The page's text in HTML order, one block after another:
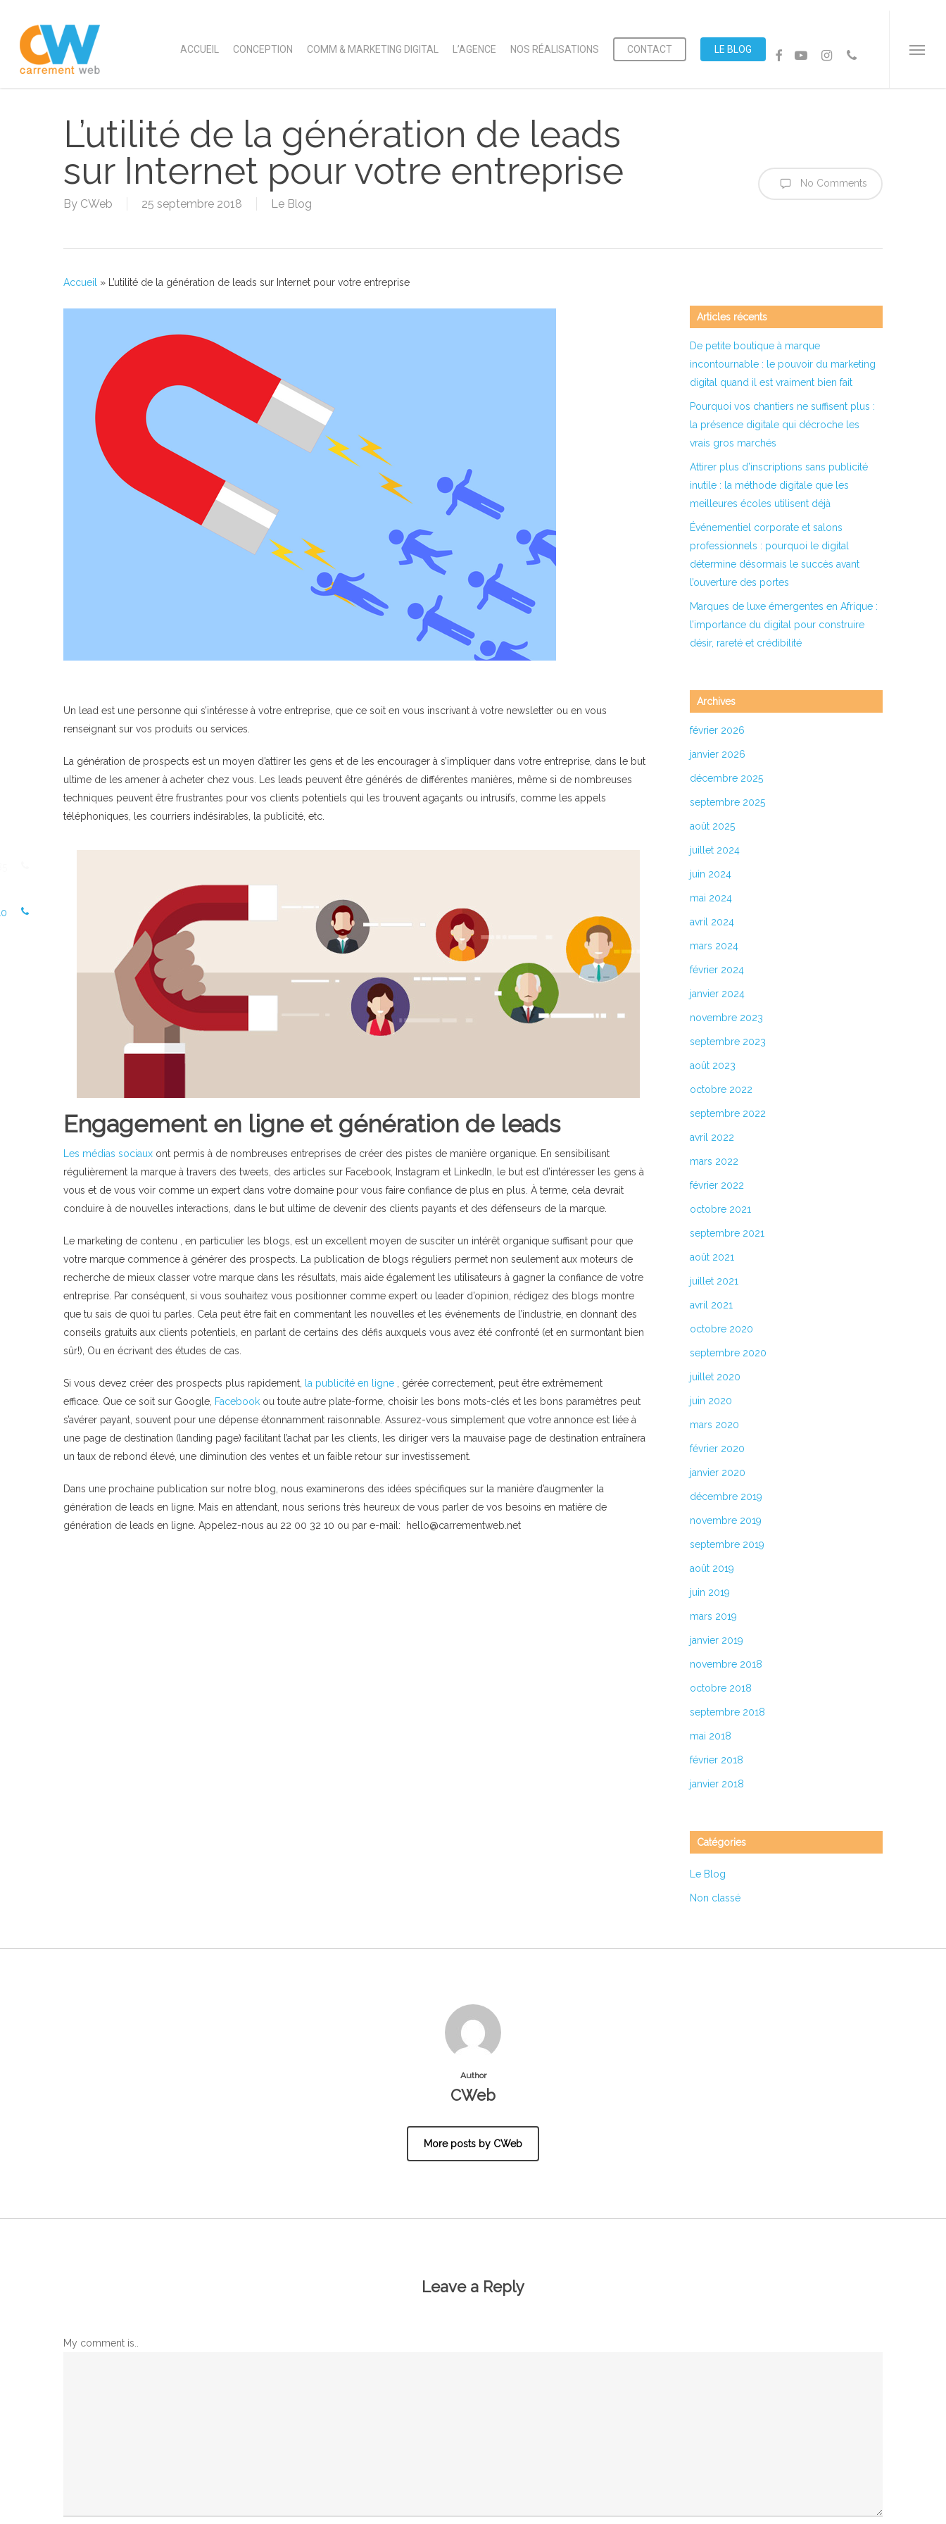
main
content
ACCUEIL CONCEPTION COMM & MARKETING DIGITAL L’AGENCE NOS RÉALISATIONS CONTACT LE BLOG FACEBOOKYOUTUBEINSTAGRAM
PHONE Menu
L’utilité de la génération de leads
sur Internet pour votre entreprise
By CWeb 25 septembre 2018 Le Blog
No Comments
Accueil » L’utilité de la génération de leads sur Internet pour votre entreprise
Un lead est une personne qui s’intéresse à votre entreprise, que ce soit en vous inscrivant à votre newsletter ou en vous
renseignant sur vos produits ou services.
La génération de prospects est un moyen d’attirer les gens et de les encourager à s’impliquer dans votre entreprise, dans le but
ultime de les amener à acheter chez vous. Les leads peuvent être générés de différentes manières, même si de nombreuses
techniques peuvent être frustrantes pour vos clients potentiels qui les trouvent agaçants ou intrusifs, comme les appels
téléphoniques, les courriers indésirables, la publicité, etc.
Engagement en ligne et génération de leads
Les médias sociaux ont permis à de nombreuses entreprises de créer des pistes de manière organique. En sensibilisant
régulièrement la marque à travers des tweets, des articles sur Facebook, Instagram et LinkedIn, le but est d’intéresser les gens à
vous et de vous voir comme un expert dans votre domaine pour vous faire confiance de plus en plus. À terme, cela devrait
conduire à de nouvelles interactions, dans le but ultime de devenir des clients payants et des défenseurs de la marque.
Le marketing de contenu , en particulier les blogs, est un excellent moyen de susciter un intérêt organique suffisant pour que
votre marque commence à générer des prospects. La publication de blogs réguliers permet non seulement aux moteurs de
recherche de mieux classer votre marque dans les résultats, mais aide également les utilisateurs à gagner la confiance de votre
entreprise. Par conséquent, si vous souhaitez vous positionner comme expert ou leader d’opinion, rédigez des blogs montre
que tu sais de quoi tu parles. Cela peut être fait en commentant les nouvelles et les événements de l’industrie, en donnant des
conseils gratuits aux clients potentiels, en parlant de certains des défis auxquels vous avez été confronté (et en surmontant bien
sûr!), Ou en écrivant des études de cas.
Si vous devez créer des prospects plus rapidement, la publicité en ligne , gérée correctement, peut être extrêmement
efficace. Que ce soit sur Google, Facebook ou toute autre plate-forme, choisir les bons mots-clés et les bons paramètres peut
s’avérer payant, souvent pour une dépense étonnamment raisonnable. Assurez-vous simplement que votre annonce est liée à
une page de destination (landing page) facilitant l’achat par les clients, les diriger vers la mauvaise page de destination entraînera
un taux de rebond élevé, une diminution des ventes et un faible retour sur investissement.
Dans une prochaine publication sur notre blog, nous examinerons des idées spécifiques sur la manière d’augmenter la
génération de leads en ligne. Mais en attendant, nous serions très heureux de vous parler de vos besoins en matière de
génération de leads en ligne. Appelez-nous au 22 00 32 10 ou par e-mail: hello@carrementweb.net
Articles récents
De petite boutique à marque
incontournable : le pouvoir du marketing
digital quand il est vraiment bien fait
Pourquoi vos chantiers ne suffisent plus :
la présence digitale qui décroche les
vrais gros marchés
Attirer plus d’inscriptions sans publicité
inutile : la méthode digitale que les
meilleures écoles utilisent déjà
Événementiel corporate et salons
professionnels : pourquoi le digital
détermine désormais le succès avant
l’ouverture des portes
Marques de luxe émergentes en Afrique :
l’importance du digital pour construire
désir, rareté et crédibilité
Archives
février 2026
janvier 2026
décembre 2025
septembre 2025
août 2025
juillet 2024
juin 2024
mai 2024
avril 2024
mars 2024
février 2024
janvier 2024
novembre 2023
septembre 2023
août 2023
octobre 2022
septembre 2022
avril 2022
mars 2022
février 2022
octobre 2021
septembre 2021
août 2021
juillet 2021
avril 2021
octobre 2020
septembre 2020
juillet 2020
juin 2020
mars 2020
février 2020
janvier 2020
décembre 2019
novembre 2019
septembre 2019
août 2019
juin 2019
mars 2019
janvier 2019
novembre 2018
octobre 2018
septembre 2018
mai 2018
février 2018
janvier 2018
Catégories
Le Blog
Non classé
Author
CWeb
More posts by CWeb
Leave a Reply
My comment is..